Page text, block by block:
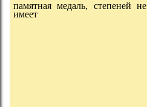
памятная медаль, степеней не
имеет